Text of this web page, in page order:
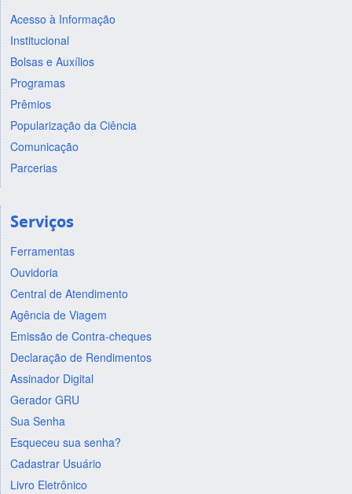
Acesso à Informação
Institucional
Bolsas e Auxílios
Programas
Prêmios
Popularização da Ciência
Comunicação
Parcerias
Serviços
Ferramentas
Ouvidoria
Central de Atendimento
Agência de Viagem
Emissão de Contra-cheques
Declaração de Rendimentos
Assinador Digital
Gerador GRU
Sua Senha
Esqueceu sua senha?
Cadastrar Usuário
Livro Eletrônico